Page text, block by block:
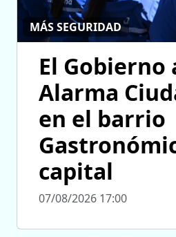
MÁS SEGURIDAD
El Gobierno
Alarma
en el barrio
capital
07/08/2026 17:00